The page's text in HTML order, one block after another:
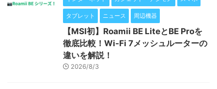
タブレット ニュース 周辺機器
【MSI初】Roamii BE LiteとBE Proを
徹底比較！Wi-Fi 7メッシュルーターの
違いを解説！
2026/8/3